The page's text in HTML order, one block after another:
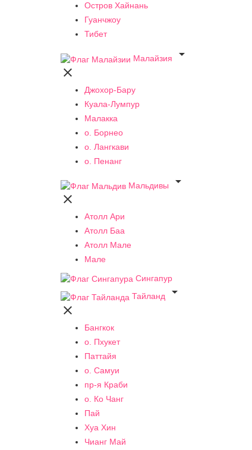
Остров Хайнань
Гуанчжоу
Тибет
Малайзия


Джохор-Бару
Куала-Лумпур
Малакка
о. Борнео
о. Лангкави
о. Пенанг
Мальдивы


Атолл Ари
Атолл Баа
Атолл Мале
Мале
Сингапур
Тайланд


Бангкок
о. Пхукет
Паттайя
о. Самуи
пр-я Краби
о. Ко Чанг
Пай
Хуа Хин
Чианг Май